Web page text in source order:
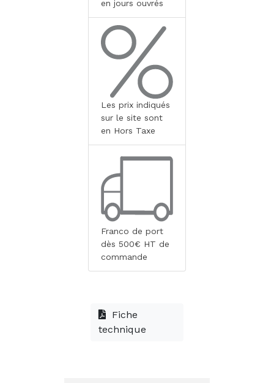
en jours ouvrés
Les prix indiqués
sur le site sont
en Hors Taxe
Franco de port
dès 500€ HT de
commande
Fiche
technique